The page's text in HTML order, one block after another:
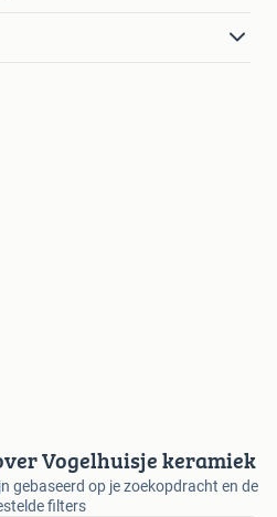
Vogelhuisje keramiek
gebaseerd op je zoekopdracht en de
filters